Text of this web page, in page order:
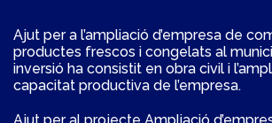
Ajut per a l’ampliació d’empresa de
productes frescos i congelats al
inversió ha consistit en obra civil i
capacitat productiva de l’empresa.